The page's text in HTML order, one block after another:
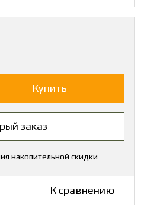
Купить
заказ
накопительной скидки
К сравнению